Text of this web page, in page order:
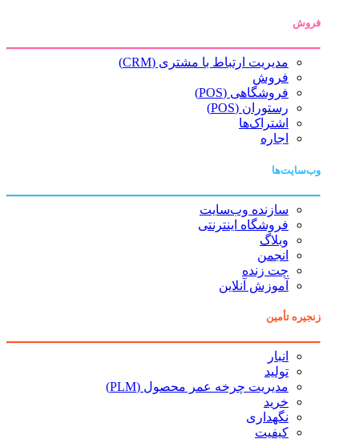
فروش
مدیریت ارتباط با مشتری (CRM)
فروش
فروشگاهی (POS)
رستوران (POS)
اشتراک‌ها
اجاره
وب‌سایت‌ها
سازنده وب‌سایت
فروشگاه اینترنتی
وبلاگ
انجمن
چت زنده
آموزش آنلاین
زنجیره تأمین
انبار
تولید
مدیریت چرخه عمر محصول (PLM)
خرید
نگهداری
کیفیت